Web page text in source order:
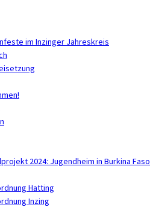
im Inzinger Jahreskreis
2024: Jugendheim in Burkina Faso
Hatting
Inzing